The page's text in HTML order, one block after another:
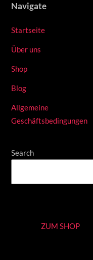
Navigate
Startseite
Über uns
Shop
Blog
Allgemeine
Geschäftsbedingungen
Search
ZUM SHOP